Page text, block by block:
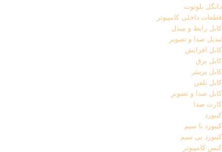
دانگل بلوتوث
قطعات داخلی کامپیوتر
کابل رابط و مبدل
تبدیل صدا و تصویر
کابل افزایش
کابل برق
کابل پرینتر
کابل تلفن
کابل صدا و تصویر
کارت صدا
کیبورد
کیبورد با سیم
کیبورد بی سیم
کیس کامپیوتر